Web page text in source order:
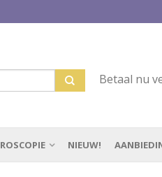
Betaal nu
NIEUW!